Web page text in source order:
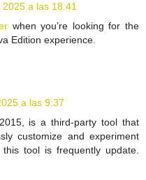
a las 18:41
when you’re looking for the
Edition experience.
a las 9:37
is a third-party tool that
customize and experiment
tool is frequently update.